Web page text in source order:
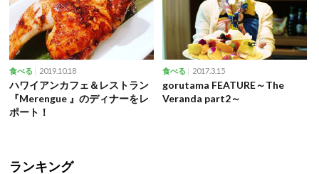
食べる 2019.10.18
ハワイアンカフェ＆レストラン
『Merengue 』のディナーをレ
ポート！
食べる 2017.3.15
gorutama FEATURE～The
Veranda part2～
ランキング